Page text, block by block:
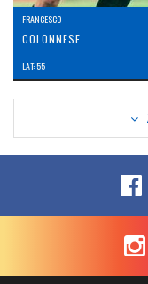
FRANCESCO
COLONNESE
LAT: 55